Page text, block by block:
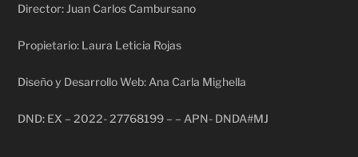
Director: Juan Carlos Cambursano
Propietario: Laura Leticia Rojas
Diseño y Desarrollo Web: Ana Carla Mighella
DND: EX – 2022- 27768199 – – APN- DNDA#MJ